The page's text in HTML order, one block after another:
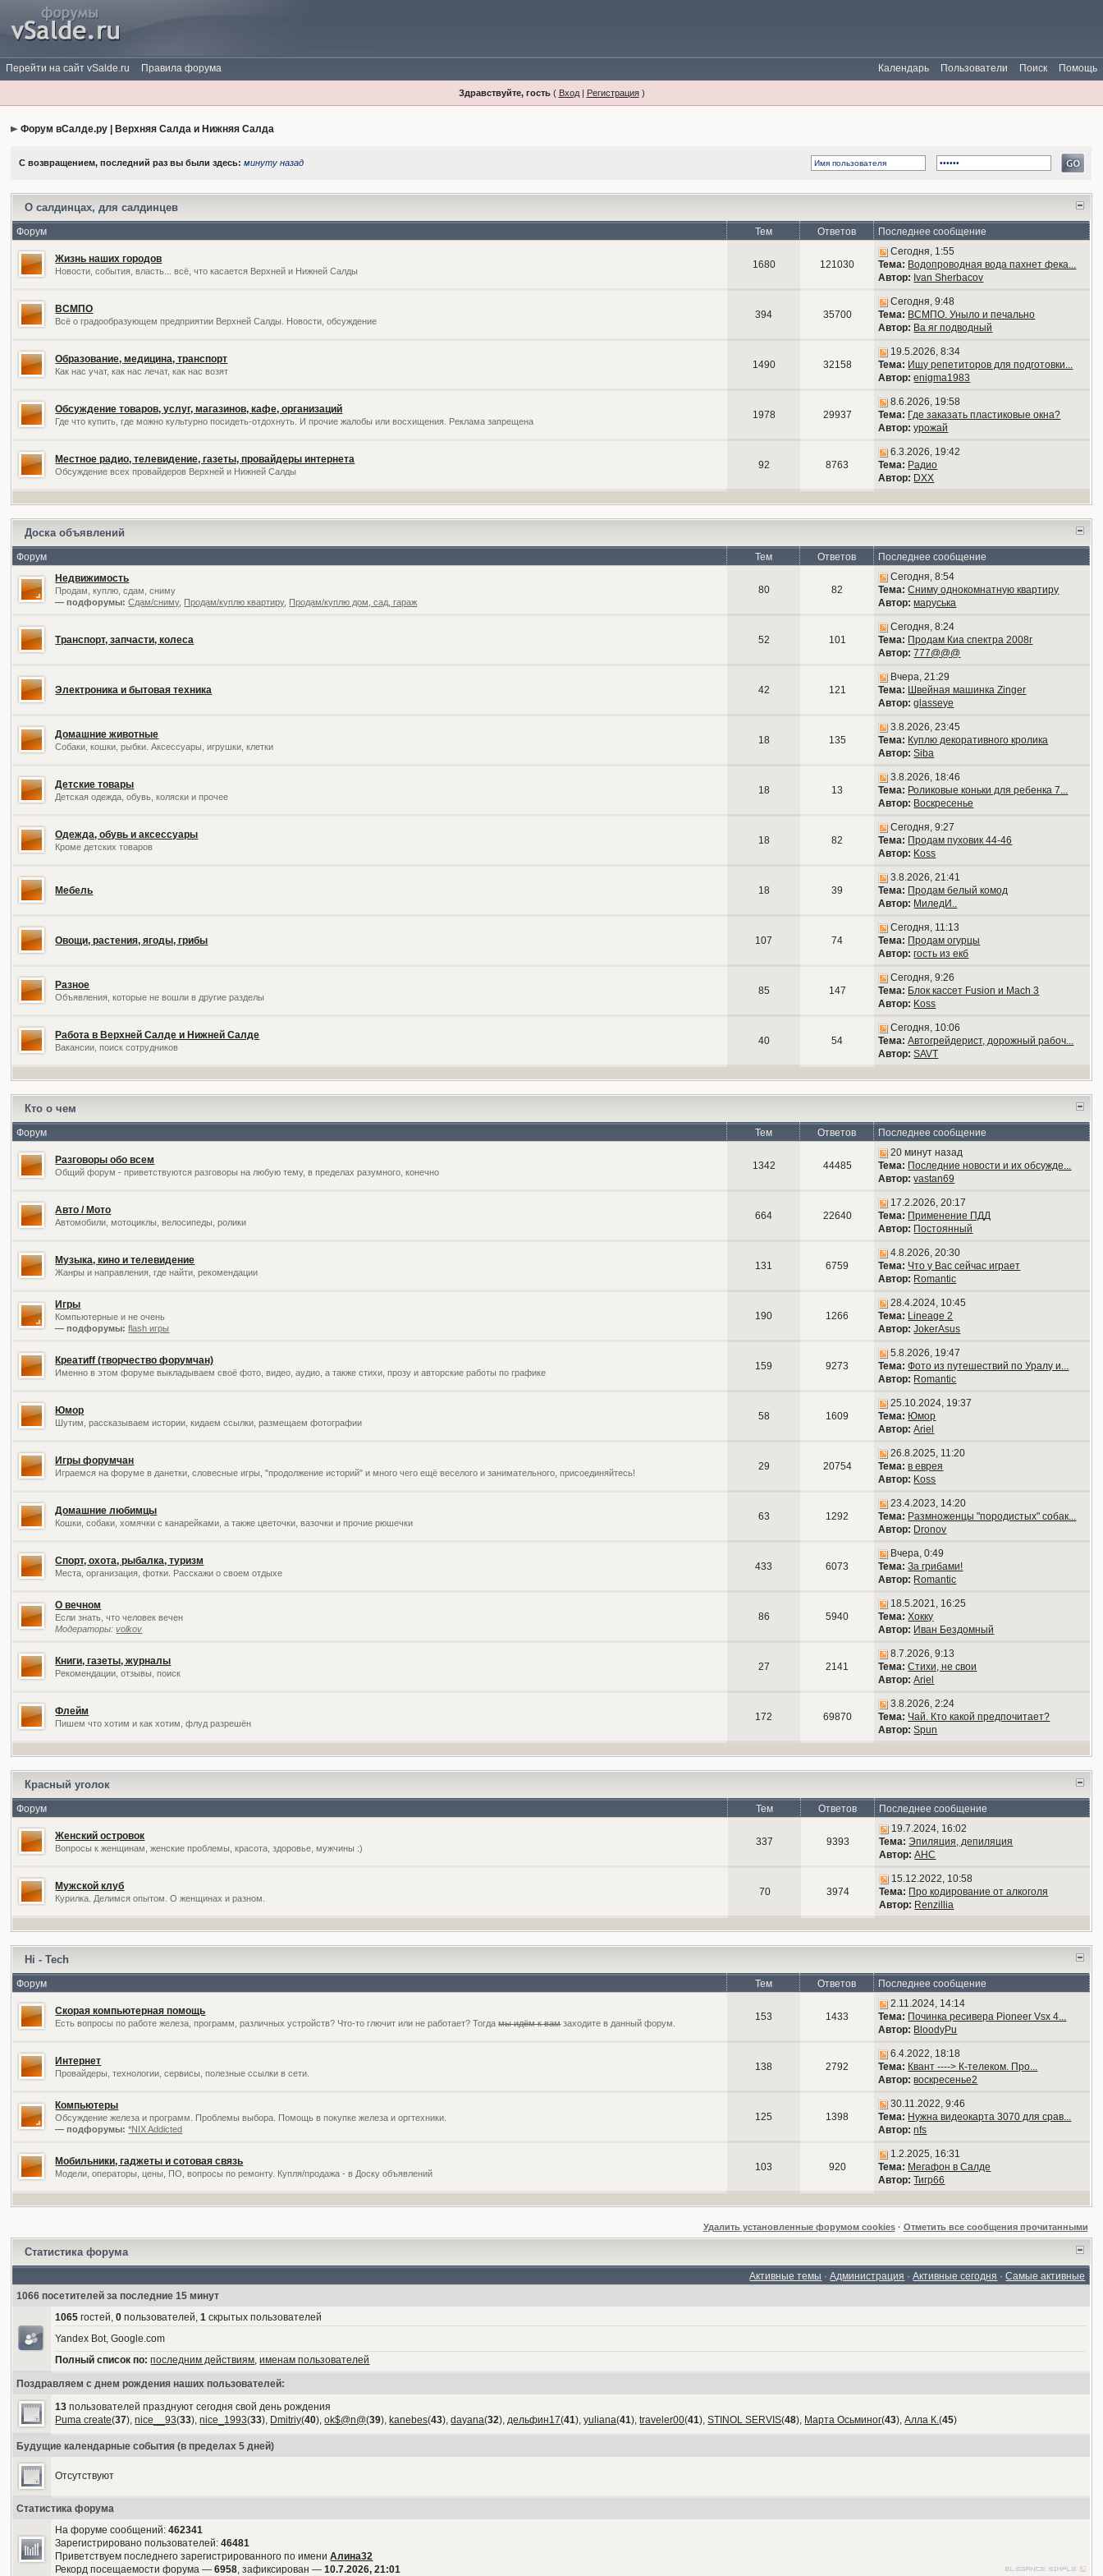
Перейти на сайт vSalde.ru Правила форума Помощь
Поиск
Пользователи
Календарь
Здравствуйте, гость( Вход| Регистрация)
Форум вСалде.ру | Верхняя Салда и Нижняя Салда
С возвращением, последний раз вы были здесь:минуту назад
О салдинцах, для салдинцев
Форум Тем Ответов Последнее сообщение
Жизнь наших городов
Новости, события, власть... всё, что касается Верхней и Нижней Салды
1680 121030
Сегодня, 1:55
Тема: Водопроводная вода пахнет фека...
Автор: Ivan Sherbacov
ВСМПО
Всё о градообразующем предприятии Верхней Салды. Новости, обсуждение
394 35700
Сегодня, 9:48
Тема: ВСМПО. Уныло и печально
Автор: Ва яг подводный
Образование, медицина, транспорт
Как нас учат, как нас лечат, как нас возят
1490 32158
19.5.2026, 8:34
Тема: Ищу репетиторов для подготовки...
Автор: enigma1983
Обсуждение товаров, услуг, магазинов, кафе, организаций
Где что купить, где можно культурно посидеть-отдохнуть. И прочие жалобы или восхищения. Реклама запрещена
1978 29937
8.6.2026, 19:58
Тема: Где заказать пластиковые окна?
Автор: урожай
Местное радио, телевидение, газеты, провайдеры интернета
Обсуждение всех провайдеров Верхней и Нижней Салды
92 8763
6.3.2026, 19:42
Тема: Радио
Автор: DXX
Доска объявлений
Форум Тем Ответов
Последнее сообщение
Недвижимость
Продам, куплю, сдам, сниму
— подфорумы: Сдам/сниму, Продам/куплю квартиру, Продам/куплю дом, сад, гараж
80 82
Сегодня, 8:54
Тема: Сниму однокомнатную квартиру
Автор: маруська
Транспорт, запчасти, колеса 52 101
Сегодня, 8:24
Тема: Продам Киа спектра 2008г
Автор: 777@@@
Электроника и бытовая техника 42 121
Вчера, 21:29
Тема: Швейная машинка Zinger
Автор: glasseye
Домашние животные
Собаки, кошки, рыбки. Аксессуары, игрушки, клетки
18 135
3.8.2026, 23:45
Тема: Куплю декоративного кролика
Автор: Siba
Детские товары
Детская одежда, обувь, коляски и прочее
18 13
3.8.2026, 18:46
Тема: Роликовые коньки для ребенка 7...
Автор: Воскресенье
Одежда, обувь и аксессуары
Кроме детских товаров
18 82
Сегодня, 9:27
Тема: Продам пуховик 44-46
Автор: Koss
Мебель 18 39
3.8.2026, 21:41
Тема: Продам белый комод
Автор: МиледИ..
Овощи, растения, ягоды, грибы 107 74
Сегодня, 11:13
Тема: Продам огурцы
Автор: гость из екб
Разное
Объявления, которые не вошли в другие разделы
85 147
Сегодня, 9:26
Тема: Блок кассет Fusion и Mach 3
Автор: Koss
Работа в Верхней Салде и Нижней Салде
Вакансии, поиск сотрудников
40 54
Сегодня, 10:06
Тема: Автогрейдерист, дорожный рабоч...
Автор: SAVT
Кто о чем
Форум Тем Ответов Последнее сообщение
Разговоры обо всем
Общий форум - приветствуются разговоры на любую тему, в пределах разумного, конечно
1342 44485
20 минут назад
Тема: Последние новости и их обсужде...
Автор: vastan69
Авто / Мото
Автомобили, мотоциклы, велосипеды, ролики
664 22640
17.2.2026, 20:17
Тема: Применение ПДД
Автор: Постоянный
Музыка, кино и телевидение
Жанры и направления, где найти, рекомендации
131 6759
4.8.2026, 20:30
Тема: Что у Вас сейчас играет
Автор: Romantic
Игры
Компьютерные и не очень
— подфорумы: flash игры
190 1266
28.4.2024, 10:45
Тема: Lineage 2
Автор: JokerAsus
Креатиff (творчество форумчан)
Именно в этом форуме выкладываем своё фото, видео, аудио, а также стихи, прозу и авторские работы по графике
159 9273
5.8.2026, 19:47
Тема: Фото из путешествий по Уралу и...
Автор: Romantic
Юмор
Шутим, рассказываем истории, кидаем ссылки, размещаем фотографии
58 1609
25.10.2024, 19:37
Тема: Юмор
Автор: Ariel
Игры форумчан
Играемся на форуме в данетки, словесные игры, "продолжение историй" и много чего ещё веселого и занимательного, присоединяйтесь!
29 20754
26.8.2025, 11:20
Тема: в еврея
Автор: Koss
Домашние любимцы
Кошки, собаки, хомячки с канарейками, а также цветочки, вазочки и прочие рюшечки
63 1292
23.4.2023, 14:20
Тема: Размноженцы "породистых" собак...
Автор: Dronov
Спорт, охота, рыбалка, туризм
Места, организация, фотки. Расскажи о своем отдыхе
433 6073
Вчера, 0:49
Тема: За грибами!
Автор: Romantic
О вечном
Если знать, что человек вечен
Модераторы:volkov
86 5940
18.5.2021, 16:25
Тема: Хокку
Автор: Иван Бездомный
Книги, газеты, журналы
Рекомендации, отзывы, поиск
27 2141
8.7.2026, 9:13
Тема: Стихи, не свои
Автор: Ariel
Флейм
Пишем что хотим и как хотим, флуд разрешён
172 69870
3.8.2026, 2:24
Тема: Чай. Кто какой предпочитает?
Автор: Spun
Красный уголок
Форум Тем Ответов Последнее сообщение
Женский островок
Вопросы к женщинам, женские проблемы, красота, здоровье, мужчины :)
337 9393
19.7.2024, 16:02
Тема: Эпиляция, депиляция
Автор: АНС
Мужской клуб
Курилка. Делимся опытом. О женщинах и разном.
70 3974
15.12.2022, 10:58
Тема: Про кодирование от алкоголя
Автор: Renzillia
Hi - Tech
Форум Тем Ответов Последнее сообщение
Скорая компьютерная помощь
Есть вопросы по работе железа, программ, различных устройств? Что-то глючит или не работает? Тогдамы идём к вамзаходите в данный форум.
153 1433
2.11.2024, 14:14
Тема: Починка ресивера Pioneer Vsx 4...
Автор: BloodyPu
Интернет
Провайдеры, технологии, сервисы, полезные ссылки в сети.
138 2792
6.4.2022, 18:18
Тема: Квант ----> К-телеком. Про...
Автор: воскресенье2
Компьютеры
Обсуждение железа и программ. Проблемы выбора. Помощь в покупке железа и оргтехники.
— подфорумы: *NIX Addicted
125 1398
30.11.2022, 9:46
Тема: Нужна видеокарта 3070 для срав...
Автор: nfs
Мобильники, гаджеты и сотовая связь
Модели, операторы, цены, ПО, вопросы по ремонту. Купля/продажа - в Доску объявлений
103 920
1.2.2025, 16:31
Тема: Мегафон в Салде
Автор: Тигр66
Удалить установленные форумом cookies· Отметить все сообщения прочитанными
Статистика форума
Активные темы ·Администрация ·Активные сегодня ·Самые активные
1066 посетителей за последние 15 минут
1065 гостей,0 пользователей,1 скрытых пользователей
Yandex Bot, Google.com
Полный список по: последним действиям,именам пользователей
Поздравляем с днем рождения наших пользователей:
13 пользователей празднуют сегодня свой день рождения
Puma create(37),nice__93(33),nice_1993(33), Dmitriy(40),ok$@n@(39), kanebes(43),dayana(32),дельфин17(41),yuliana(41),traveler00(41),STINOL SERVIS(48), Марта Осьминог(43),Алла К.(45)
Будущие календарные события (в пределах 5 дней)
Отсутствуют
Статистика форума
На форуме сообщений:462341
Зарегистрировано пользователей:46481
Приветствуем последнего зарегистрированного по имениАлина32
Рекорд посещаемости форума —6958, зафиксирован —10.7.2026, 21:01